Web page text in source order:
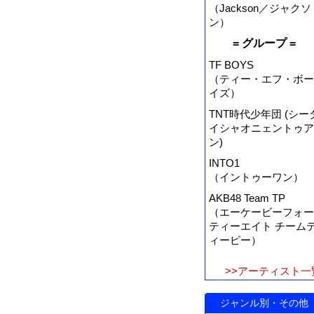
（Jackson／ジャクソ
ン）
= グループ =
TF BOYS
（ティー・エフ・ボー
イズ）
TNT時代少年団 (シー
イシャオニェントゥア
ン)
INTO1
（イントゥーワン）
AKB48 Team TP
（エーケービーフォー
ティーエイト チーム
ィーピー）
>>アーティスト一
ジャンル別・その他